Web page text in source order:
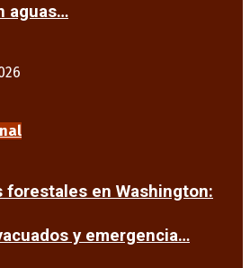
aguas…
forestales en Washington:
y emergencia…